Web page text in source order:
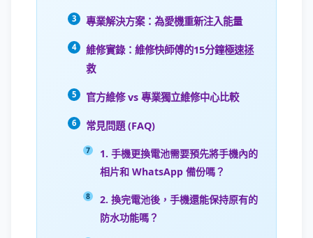
專業解決方案：為愛機重新注入能量
維修實錄：維修快師傅的15分鐘極速拯
救
官方維修 vs 專業獨立維修中心比較
常見問題 (FAQ)
1. 手機更換電池需要預先將手機內的
相片和 WhatsApp 備份嗎？
2. 換完電池後，手機還能保持原有的
防水功能嗎？